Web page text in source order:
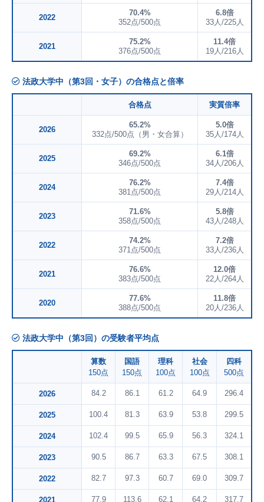
2022
70.4%
352点/500点
6.8倍
33人/225人
2021
75.2%
376点/500点
11.4倍
19人/216人
法政大学中（第3回・女子）の合格点と倍率
合格点 実質倍率
2026
65.2%
332点/500点（男・女合算）
5.0倍
35人/174人
2025
69.2%
346点/500点
6.1倍
34人/206人
2024
76.2%
381点/500点
7.4倍
29人/214人
2023
71.6%
358点/500点
5.8倍
43人/248人
2022
74.2%
371点/500点
7.2倍
33人/236人
2021
76.6%
383点/500点
12.0倍
22人/264人
2020
77.6%
388点/500点
11.8倍
20人/236人
法政大学中（第3回）の受験者平均点
算数
150点
国語
150点
理科
100点
社会
100点
四科
500点
2026 84.2 86.1 61.2 64.9 296.4
2025 100.4 81.3 63.9 53.8 299.5
2024 102.4 99.5 65.9 56.3 324.1
2023 90.5 86.7 63.3 67.5 308.1
2022 82.7 97.3 60.7 69.0 309.7
2021 77.9 113.6 62.1 64.2 317.7